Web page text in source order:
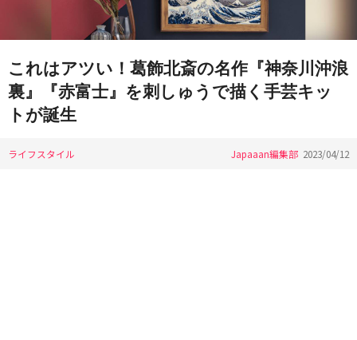
これはアツい！葛飾北斎の名作『神奈川沖浪
裏』『赤富士』を刺しゅうで描く手芸キッ
トが誕生
ライフスタイル Japaaan編集部 2023/04/12